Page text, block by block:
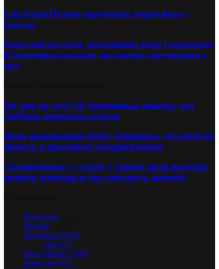
Син Ігоря Пелиха одружився: перші фото з
весілля
Квасолеві котлети, недооцінене жито і марципан:
Клопотенко розказав, як смачно харчуватися у
піст
Он уже не тот? 35 тревожных знаков, что
любовь мужчины угасла
День вышиванки 2026: традиции, что нельзя
делать и красивые поздравления
«Сокровища» 1 сезон 7 серия: дата выхода
нового эпизода и где смотреть онлайн
Культура
Другое
Здоровье (394)
Еда (47)
Шоу-бизнес (303)
Красота (257)